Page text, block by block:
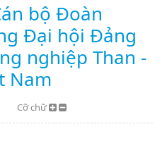
bộ Đoàn
Đại hội Đảng
nghiệp Than -
Nam
Cỡ chữ